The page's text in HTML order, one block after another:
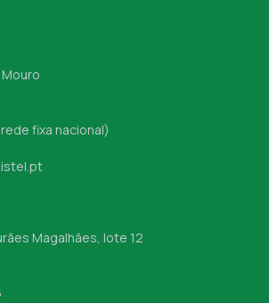
fixa nacional)
Magalhães, lote 12